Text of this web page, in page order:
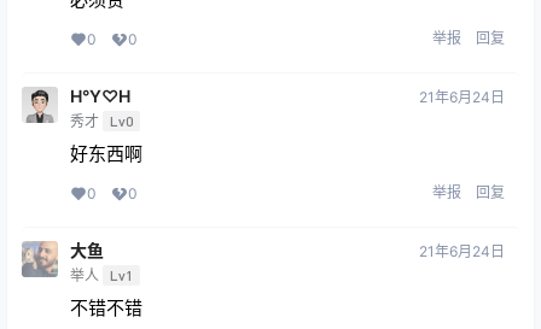
0 0 举报 回复
H°Y♡H
秀才 Lv0
21年6月24日
好东西啊
0 0 举报 回复
大鱼
举人 Lv1
21年6月24日
不错不错